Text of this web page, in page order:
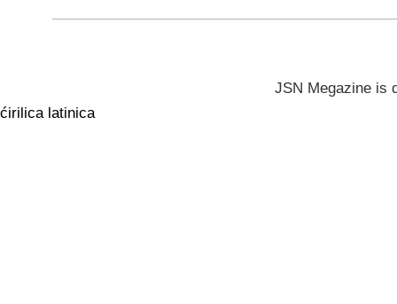
JSN Megazine is
ćirilica latinica